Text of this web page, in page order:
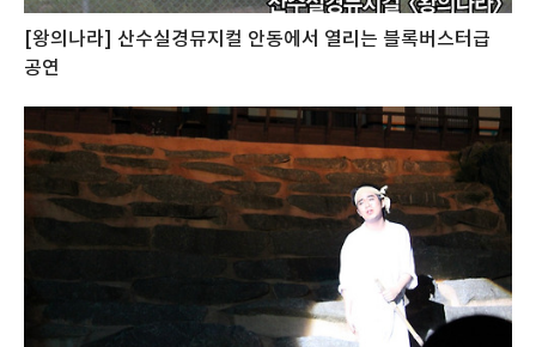
[왕의나라] 산수실경뮤지컬 안동에서 열리는 블록버스터급
공연